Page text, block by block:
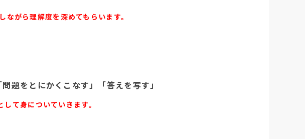
ながら理解度を深めてもらいます。
問題をとにかくこなす」「答えを写す」
て身についていきます。